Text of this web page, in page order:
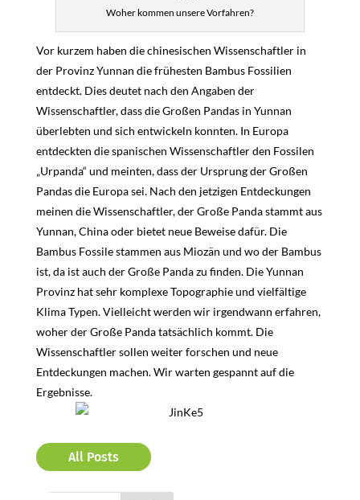
Woher kommen unsere Vorfahren?
Vor kurzem haben die chinesischen Wissenschaftler in
der Provinz Yunnan die frühesten Bambus Fossilien
entdeckt. Dies deutet nach den Angaben der
Wissenschaftler, dass die Großen Pandas in Yunnan
überlebten und sich entwickeln konnten. In Europa
entdeckten die spanischen Wissenschaftler den Fossilen
„Urpanda“ und meinten, dass der Ursprung der Großen
Pandas die Europa sei. Nach den jetzigen Entdeckungen
meinen die Wissenschaftler, der Große Panda stammt aus
Yunnan, China oder bietet neue Beweise dafür. Die
Bambus Fossile stammen aus Miozän und wo der Bambus
ist, da ist auch der Große Panda zu finden. Die Yunnan
Provinz hat sehr komplexe Topographie und vielfältige
Klima Typen. Vielleicht werden wir irgendwann erfahren,
woher der Große Panda tatsächlich kommt. Die
Wissenschaftler sollen weiter forschen und neue
Entdeckungen machen. Wir warten gespannt auf die
Ergebnisse.
All Posts